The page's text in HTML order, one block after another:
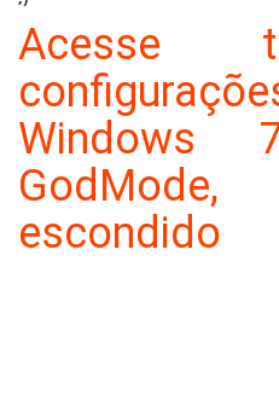
Acesse
escondido